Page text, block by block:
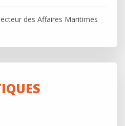
des Affaires Maritimes